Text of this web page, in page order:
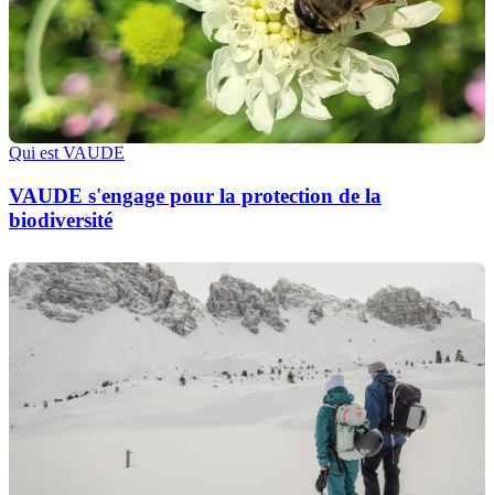
Qui est VAUDE
VAUDE s'engage pour la protection de la
biodiversité